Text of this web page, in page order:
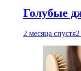
Голубые
2 месяца спустя